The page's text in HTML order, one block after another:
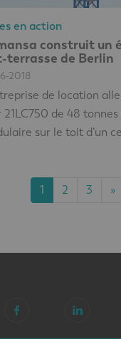
en action
construit un
terrasse de Berlin
2018
de location
21LC750 de 48
sur le toit d’un
1 2 3 »